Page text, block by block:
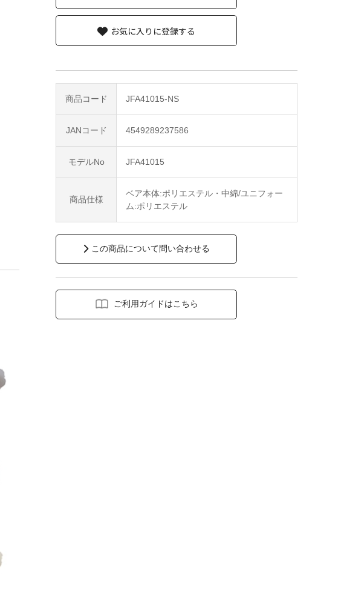
商品コード JFA41015-NS
JANコード 4549289237586
モデルNo JFA41015
商品仕様
ベア本体:ポリエステル・中綿/ユニフォー
ム:ポリエステル
この商品について問い合わせる
ご利用ガイドはこちら
お気に入りに登録する